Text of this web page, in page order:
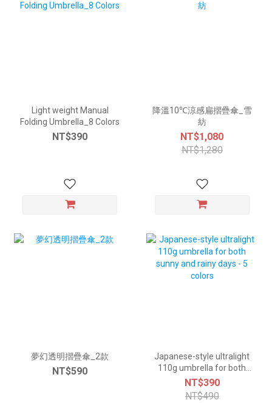
Light weight Manual
Folding Umbrella_8 Colors
NT$390
降溫10℃涼感扁摺疊傘_雪
紡
NT$1,080
NT$1,280
夢幻透明摺疊傘_2款
NT$590
Japanese-style ultralight
110g umbrella for both
sunny and rainy days - 5
colors
NT$390
NT$490